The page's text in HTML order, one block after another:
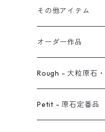
イヤーカフ
2連イヤーカフ
イヤリング対応
ノンホールピアス
オーダー用ページ
ブレスレット
バングル
その他アイテム
ブローチ
ヘアアクセサリー
オーダー作品
リング
ネックレス
Rough - 大粒原石
ピアス
Petit - 原石定番品